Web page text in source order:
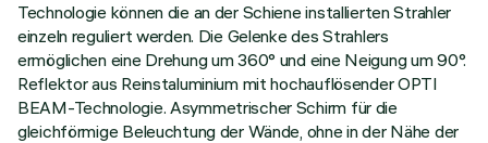
Technologie können die an der Schiene installierten Strahler
einzeln reguliert werden. Die Gelenke des Strahlers
ermöglichen eine Drehung um 360° und eine Neigung um 90°.
Reflektor aus Reinstaluminium mit hochauflösender OPTI
BEAM-Technologie. Asymmetrischer Schirm für die
gleichförmige Beleuchtung der Wände, ohne in der Nähe der